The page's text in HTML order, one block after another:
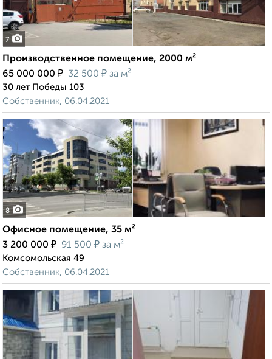
7
Производственное помещение, 2000 м²
65 000 000 ₽ 32 500 ₽ за м²
30 лет Победы 103
Собственник, 06.04.2021
8
Офисное помещение, 35 м²
3 200 000 ₽ 91 500 ₽ за м²
Комсомольская 49
Собственник, 06.04.2021